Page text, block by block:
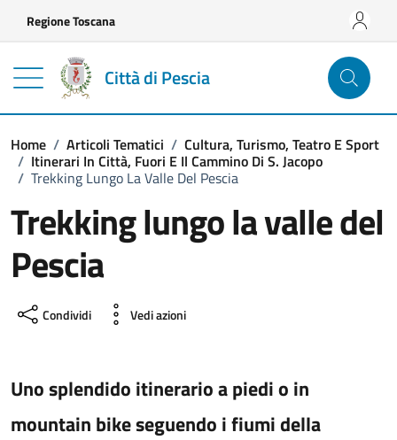
Regione Toscana
Città di Pescia
Home / Articoli Tematici / Cultura, Turismo, Teatro E Sport
/ Itinerari In Città, Fuori E Il Cammino Di S. Jacopo
/ Trekking Lungo La Valle Del Pescia
Trekking lungo la valle del
Pescia
Condividi Vedi azioni
Uno splendido itinerario a piedi o in
mountain bike seguendo i fiumi della